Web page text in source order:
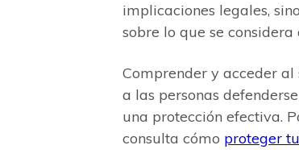
implicaciones legales,
sobre lo que se
Comprender y acceder
a las personas
una protección efectiva.
consulta cómo proteger